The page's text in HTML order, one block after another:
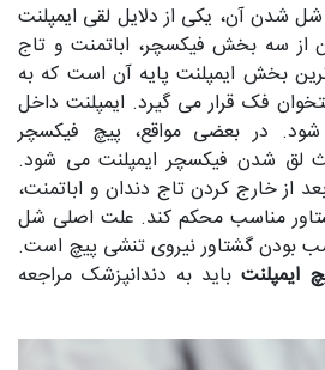
شل شدن آن، یکی از دلایل لقی ایمپلنت
از سه بخش فیکسچر، اباتمنت و تاج
بخش ایمپلنت پایه آن است که به
فک قرار می گیرد. ایمپلنت داخل
در بعضی مواقع، پیچ فیکسچر
لق شدن فیکسچر ایمپلنت می شود.
از خارج کردن تاج دندان و اباتمنت،
مناسب محکم کند. علت اصلی شل
بودن گشتاور نیروی تنشی پیچ است.
ایمپلنت باید به دندانپزشک مراجعه